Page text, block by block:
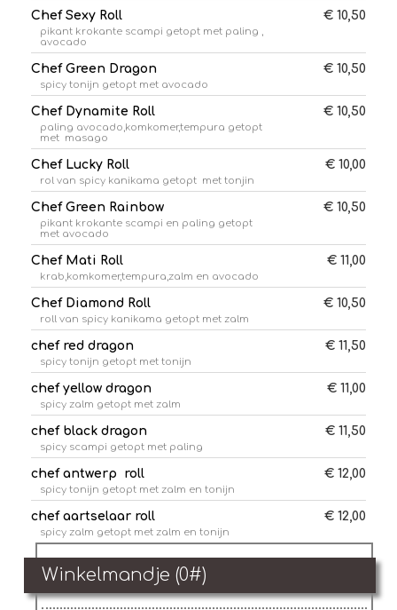
Chef Sexy Roll
pikant krokante scampi getopt met paling ,
avocado
€ 10,50
Chef Green Dragon
spicy tonijn getopt met avocado
€ 10,50
Chef Dynamite Roll
paling avocado,komkomer,tempura getopt
met masago
€ 10,50
Chef Lucky Roll
rol van spicy kanikama getopt met tonjin
€ 10,00
Chef Green Rainbow
pikant krokante scampi en paling getopt
met avocado
€ 10,50
Chef Mati Roll
krab,komkomer,tempura,zalm en avocado
€ 11,00
Chef Diamond Roll
roll van spicy kanikama getopt met zalm
€ 10,50
chef red dragon
spicy tonijn getopt met tonijn
€ 11,50
chef yellow dragon
spicy zalm getopt met zalm
€ 11,00
chef black dragon
spicy scampi getopt met paling
€ 11,50
chef antwerp roll
spicy tonijn getopt met zalm en tonijn
€ 12,00
chef aartselaar roll
spicy zalm getopt met zalm en tonijn
€ 12,00
Winkelmandje (0#)